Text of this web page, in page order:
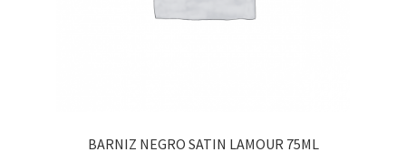
BARNIZ NEGRO SATIN LAMOUR 75ML